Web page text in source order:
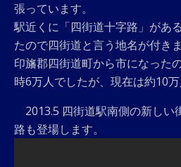
張っています。
駅近くに「四街道十字路」があ
たので四街道と言う地名が付きま
印旛郡四街道町から市になった
時6万人でしたが、現在は約10万
2013.5 四街道駅南側の新しい
路も登場します。